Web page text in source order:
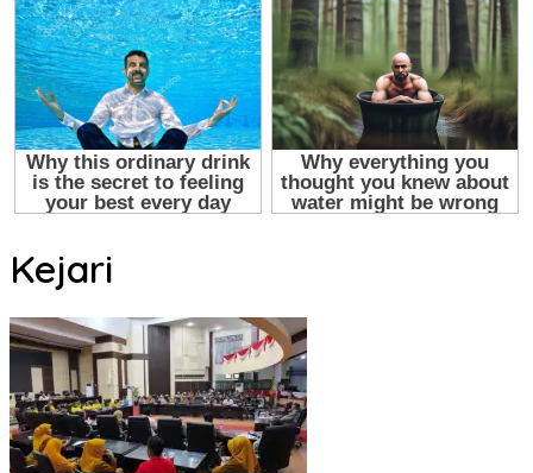
Kejari